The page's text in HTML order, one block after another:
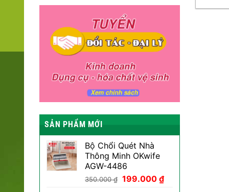
SẢN PHẨM MỚI
Bộ Chổi Quét Nhà
Thông Minh OKwife
AGW-4486
350.000₫ Giá
199.000 ₫Giá